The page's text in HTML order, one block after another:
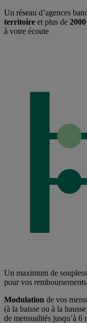
Un réseau d’agences
territoire et plus de
à votre écoute
Un maximum de
pour vos
Modulation de vos
(à la baisse ou à la
de mensualités jusqu’à 6